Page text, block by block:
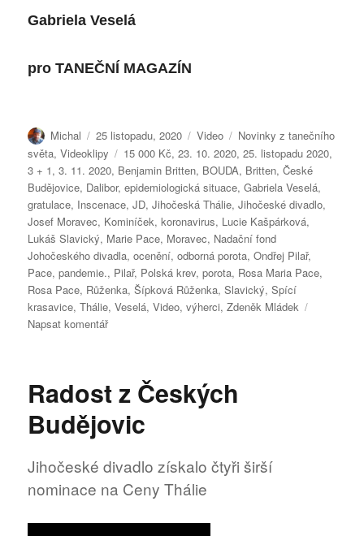
Gabriela Veselá
proTANEČNÍ MAGAZÍN
Autor:
Michal Publikováno:
25 listopadu, 2020 Formát:
Video Rubriky:
Novinky z tanečního
světa,Videoklipy Štítky:
15 000 Kč,23. 10. 2020,25. listopadu 2020,
3 + 1,3. 11. 2020, Benjamin Britten, BOUDA, Britten,České
Budějovice, Dalibor,epidemiologická situace,Gabriela Veselá,
gratulace, Inscenace,JD,Jihočeská Thálie,Jihočeské divadlo,
Josef Moravec, Kominíček,koronavirus, Lucie Kašpárková,
Lukáš Slavický, Marie Pace, Moravec, Nadační fond
Johočeského divadla,ocenění,odborná porota,Ondřej Pilař,
Pace,pandemie., Pilař, Polská krev,porota, Rosa Maria Pace,
Rosa Pace, Růženka,Šípková Růženka,Slavický,Spící
krasavice,Thálie,Veselá,Video,výherci,Zdeněk Mládek
Napsat komentářpro
Tanečníci
PACE,
MLÁDEK
pěvci
KAŠPÁRKOVÁ
a
oceněni
Radost z Českých
Budějovic
Jihočeské divadlo získalo čtyři širší
nominace na Ceny Thálie